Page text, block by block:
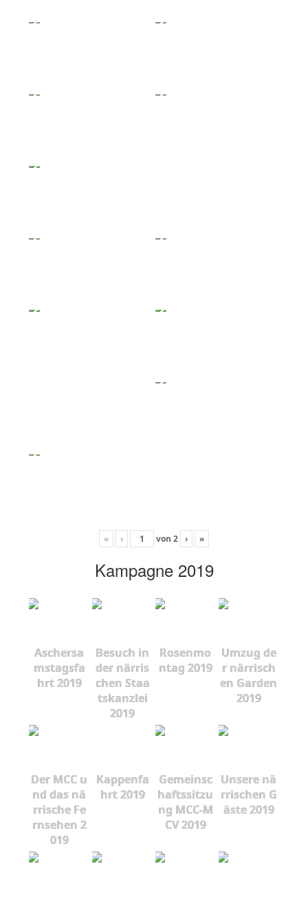
« ‹ von 2 › »
Kampagne 2019
Aschersa
mstagsfa
hrt 2019
Besuch in
der närris
chen Staa
tskanzlei
2019
Rosenmo
ntag 2019
Umzug de
r närrisch
en Garden
2019
Der MCC u
nd das nä
rrische Fe
rnsehen 2
019
Kappenfa
hrt 2019
Gemeinsc
haftssitzu
ng MCC-M
CV 2019
Unsere nä
rrischen G
äste 2019